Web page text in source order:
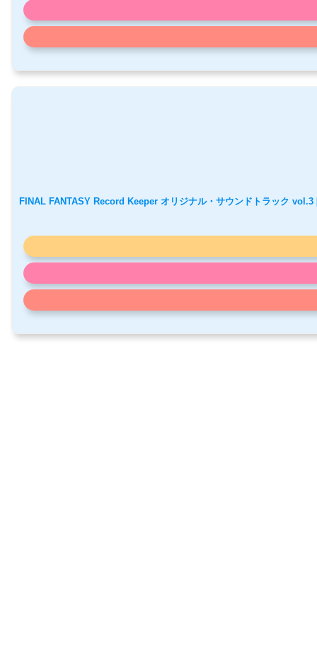
FINAL FANTASY Record Keeper オリジナル・サウンドトラック